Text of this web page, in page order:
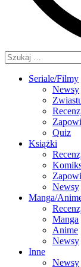
Szukaj:
Seriale/Filmy
Newsy
Quiz
Książki
Newsy
Manga/
Manga
Anime
Newsy
Inne
Newsy